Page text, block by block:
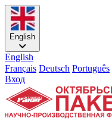
English
English
Français Deutsch Português
Вход